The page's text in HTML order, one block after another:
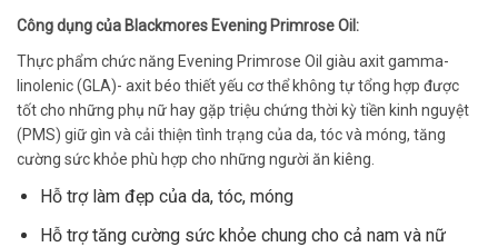
Công dụng của Blackmores Evening Primrose Oil:
Thực phẩm chức năng Evening Primrose Oil giàu axit gamma-
linolenic (GLA)- axit béo thiết yếu cơ thể không tự tổng hợp được
tốt cho những phụ nữ hay gặp triệu chứng thời kỳ tiền kinh nguyệt
(PMS) giữ gìn và cải thiện tình trạng của da, tóc và móng, tăng
cường sức khỏe phù hợp cho những người ăn kiêng.
Hỗ trợ làm đẹp của da, tóc, móng
Hỗ trợ tăng cường sức khỏe chung cho cả nam và nữ